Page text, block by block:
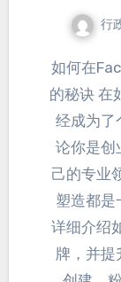
行
如何在
的秘诀 在
经成为了
论你是创
己的专业
塑造都是
详细介绍
牌 ， 并提